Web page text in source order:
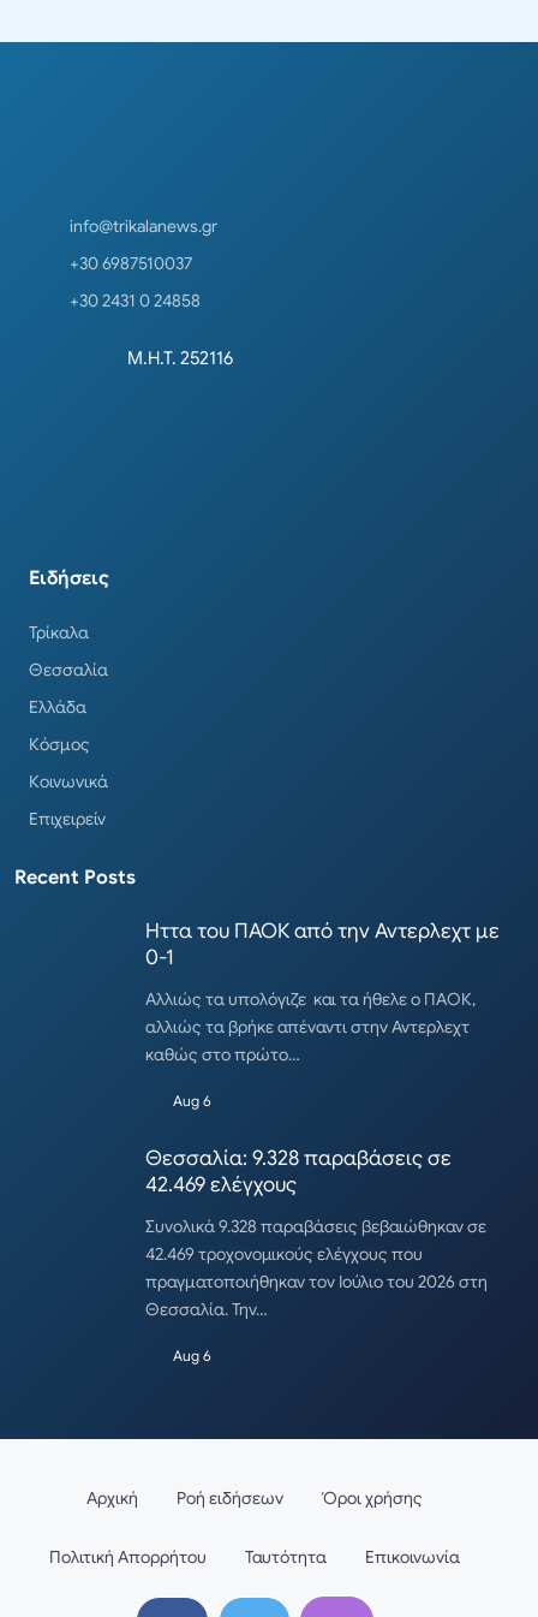
info@trikalanews.gr
+30 6987510037
+30 2431 0 24858
Μ.Η.Τ. 252116
Ειδήσεις
Τρίκαλα
Θεσσαλία
Ελλάδα
Κόσμος
Κοινωνικά
Επιχειρείν
Recent Posts
Ηττα του ΠΑΟΚ από την Αντερλεχτ με
0-1
Αλλιώς τα υπολόγιζε και τα ήθελε ο ΠΑΟΚ,
αλλιώς τα βρήκε απέναντι στην Αντερλεχτ
καθώς στο πρώτο…
Aug 6
Θεσσαλία: 9.328 παραβάσεις σε
42.469 ελέγχους
Συνολικά 9.328 παραβάσεις βεβαιώθηκαν σε
42.469 τροχονομικούς ελέγχους που
πραγματοποιήθηκαν τον Ιούλιο του 2026 στη
Θεσσαλία. Την…
Aug 6
Αρχική Ροή ειδήσεων Όροι χρήσης
Πολιτική Απορρήτου Ταυτότητα Επικοινωνία